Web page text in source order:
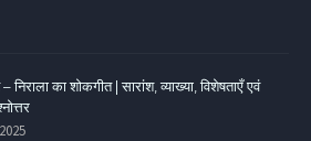
निराला का शोकगीत | सारांश, व्याख्या, विशेषताएँ एवं